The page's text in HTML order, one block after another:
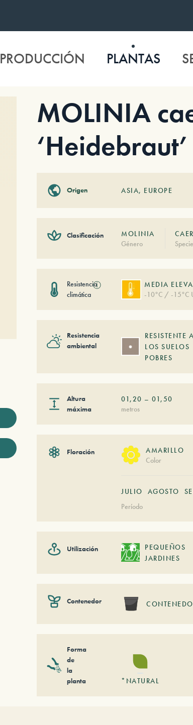
PRODUCCIÓN PLANTAS
MOLINIA
‘Heidebraut’
Origen ASIA, EUROPE
Clasificación
MOLINIA
Género
Resistencia
climática
ⓘ
MEDIA
-10°C / -15°C
Resistencia
ambiental
RESISTENTE A
LOS SUELOS
POBRES
Altura
máxima
01,20 –01,50
metros
Floración
AMARILLO
Color
JULIO AGOSTO
Período
Utilización
PEQUEÑOS
JARDINES
Contenedor
Forma
de
la
planta
*NATURAL